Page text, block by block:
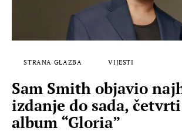
STRANA GLAZBA VIJESTI
Sam Smith objavio
izdanje do sada,
album “Gloria”